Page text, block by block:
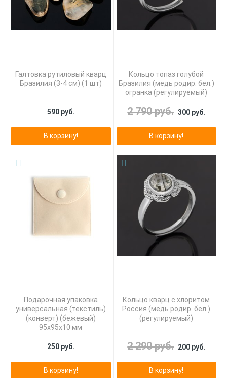
Галтовка рутиловый кварц
Бразилия (3-4 см) (1 шт)
590 руб.
В корзину!
Кольцо топаз голубой
Бразилия (медь родир. бел.)
огранка (регулируемый)
2 790 руб. 300 руб.
В корзину!
Подарочная упаковка
универсальная (текстиль)
(конверт) (бежевый)
95х95х10 мм
250 руб.
В корзину!
Кольцо кварц с хлоритом
Россия (медь родир. бел.)
(регулируемый)
2 290 руб. 200 руб.
В корзину!